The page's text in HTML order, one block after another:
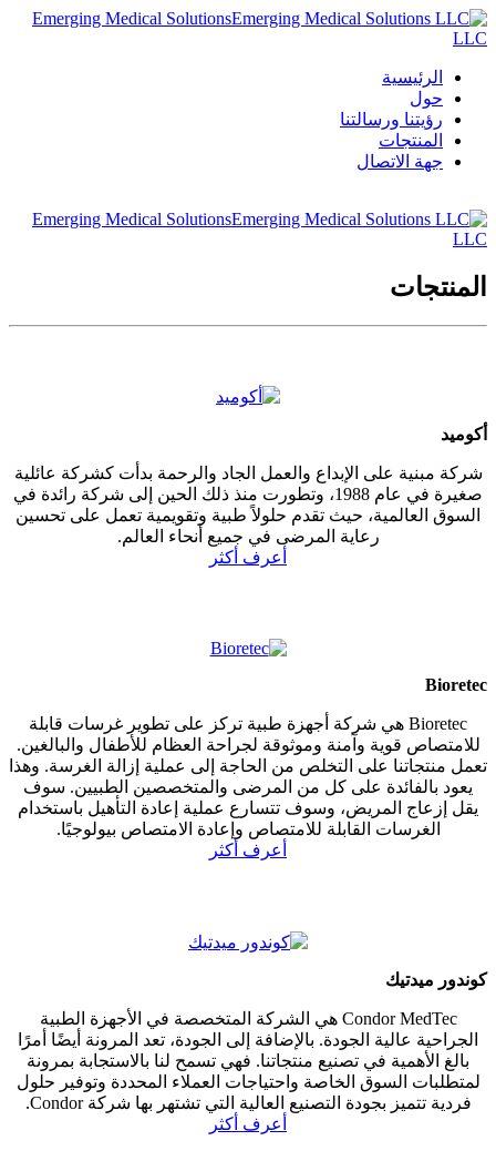
Emerging Medical Solutions
LLC
الرئيسية
حول
رؤيتنا ورسالتنا
المنتجات
جهة الاتصال
Emerging Medical Solutions
LLC
المنتجات
أكوميد
شركة مبنية على الإبداع والعمل الجاد والرحمة بدأت كشركة عائلية
صغيرة في عام 1988، وتطورت منذ ذلك الحين إلى شركة رائدة في
السوق العالمية، حيث تقدم حلولاً طبية وتقويمية تعمل على تحسين
رعاية المرضى في جميع أنحاء العالم.
أعرف أكثر
Bioretec
Bioretec هي شركة أجهزة طبية تركز على تطوير غرسات قابلة
للامتصاص قوية وآمنة وموثوقة لجراحة العظام للأطفال والبالغين.
تعمل منتجاتنا على التخلص من الحاجة إلى عملية إزالة الغرسة. وهذا
يعود بالفائدة على كل من المرضى والمتخصصين الطبيين. سوف
يقل إزعاج المريض، وسوف تتسارع عملية إعادة التأهيل باستخدام
الغرسات القابلة للامتصاص وإعادة الامتصاص بيولوجيًا.
أعرف أكثر
كوندور ميدتيك
Condor MedTec هي الشركة المتخصصة في الأجهزة الطبية
الجراحية عالية الجودة. بالإضافة إلى الجودة، تعد المرونة أيضًا أمرًا
بالغ الأهمية في تصنيع منتجاتنا. فهي تسمح لنا بالاستجابة بمرونة
لمتطلبات السوق الخاصة واحتياجات العملاء المحددة وتوفير حلول
فردية تتميز بجودة التصنيع العالية التي تشتهر بها شركة Condor.
أعرف أكثر